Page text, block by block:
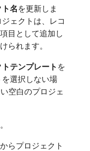
名​を更新しま
ェクトは、レコ
目として追加し
られます。
テンプレート ​を
選択しない場
空白のプロジェ
らプロジェクト